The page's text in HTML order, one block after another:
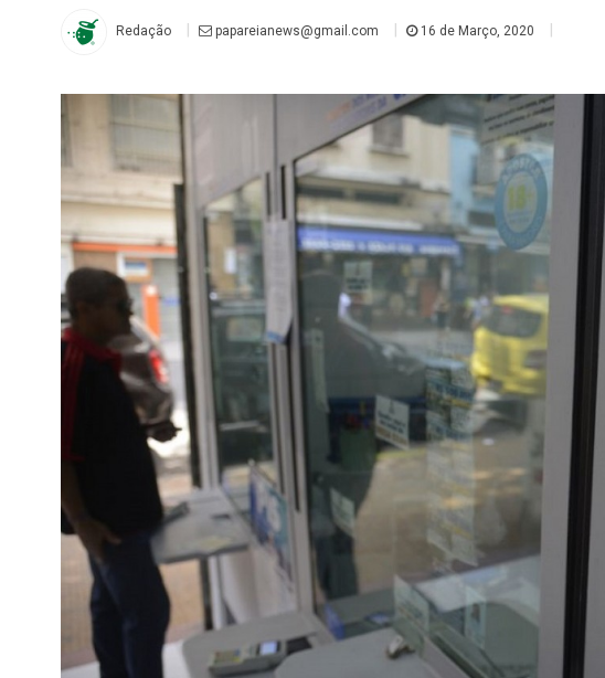
Redação | papareianews@gmail.com | 16 de Março, 2020 |